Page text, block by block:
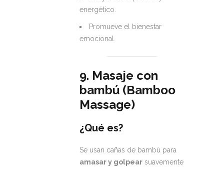
energético.
Promueve el bienestar
emocional.
9. Masaje con
bambú (Bamboo
Massage)
¿Qué es?
Se usan cañas de bambú para
amasar y golpear suavemente